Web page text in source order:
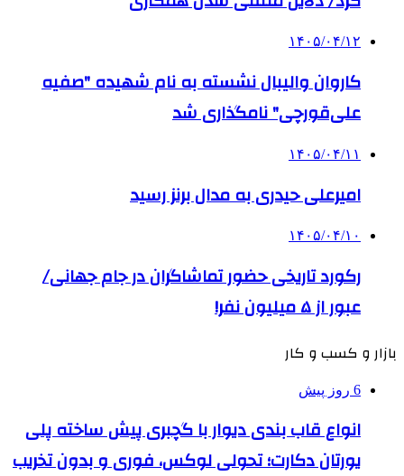
۱۴۰۵/۰۴/۱۲
کاروان والیبال نشسته به نام شهیده "صفیه
علی‌قورچی" نامگذاری شد
۱۴۰۵/۰۴/۱۱
امیرعلی حیدری به مدال برنز رسید
۱۴۰۵/۰۴/۱۰
رکورد تاریخی حضور تماشاگران در جام جهانی/
عبور از ۵ میلیون نفر!
بازار و کسب و کار
6 روز پیش
انواع قاب بندی دیوار با گچبری پیش ساخته پلی
یورتان دکارت؛ تحولی لوکس، فوری و بدون تخریب